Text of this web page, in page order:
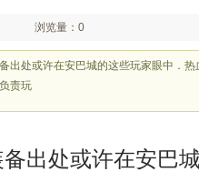
浏览量：0
出处或许在安巴城的这些玩家眼中．
责玩
出处或许在安巴